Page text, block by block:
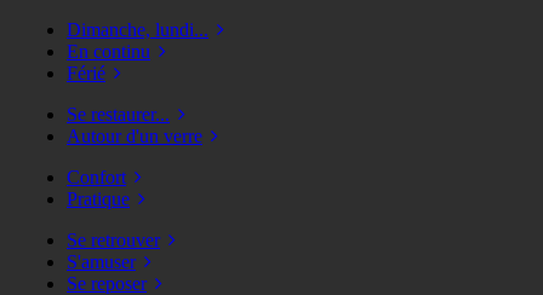
Dimanche, lundi...
En continu
Férié
Se restaurer...
Autour d'un verre
Confort
Pratique
Se retrouver
S'amuser
Se reposer